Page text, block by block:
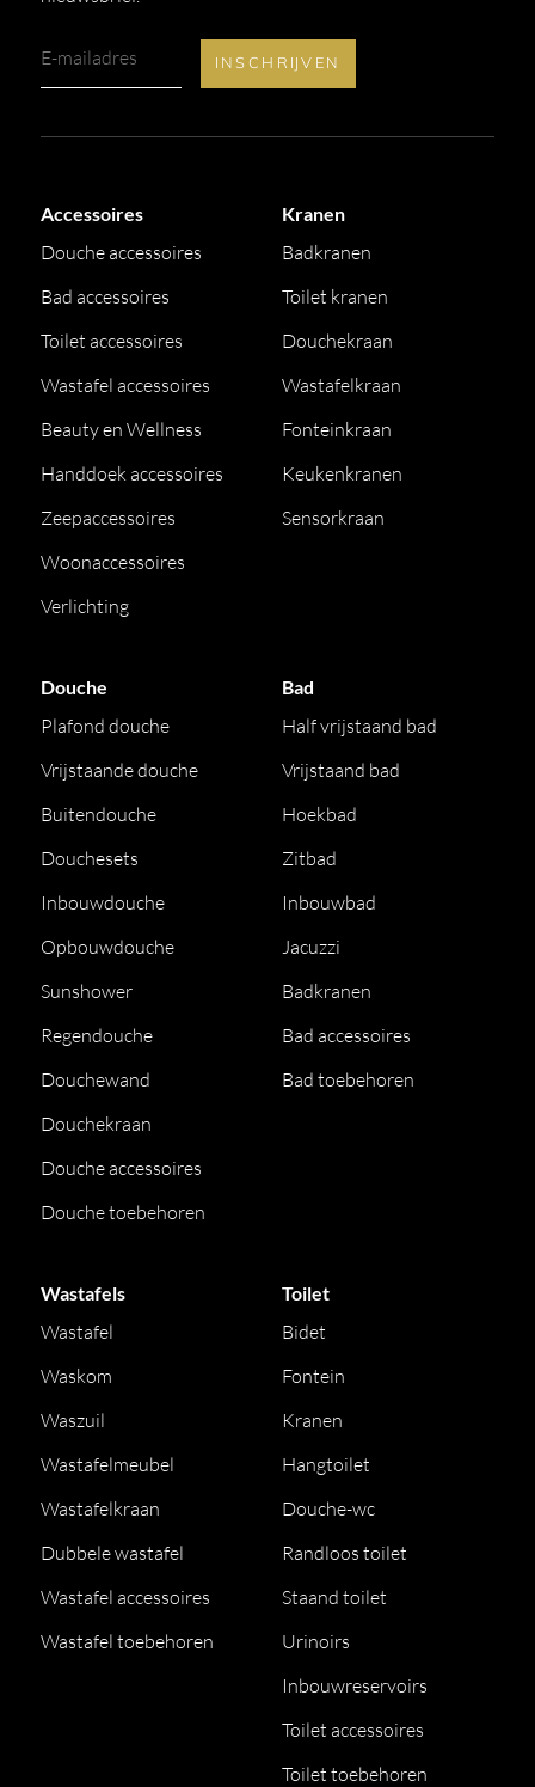
Accessoires
Douche accessoires
Bad accessoires
Toilet accessoires
Wastafel accessoires
Beauty en Wellness
Handdoek accessoires
Zeepaccessoires
Woonaccessoires
Verlichting
Kranen
Badkranen
Toilet kranen
Douchekraan
Wastafelkraan
Fonteinkraan
Keukenkranen
Sensorkraan
Douche
Plafond douche
Vrijstaande douche
Buitendouche
Douchesets
Inbouwdouche
Opbouwdouche
Sunshower
Regendouche
Douchewand
Douchekraan
Douche accessoires
Douche toebehoren
Bad
Half vrijstaand bad
Vrijstaand bad
Hoekbad
Zitbad
Inbouwbad
Jacuzzi
Badkranen
Bad accessoires
Bad toebehoren
Wastafels
Wastafel
Waskom
Waszuil
Wastafelmeubel
Wastafelkraan
Dubbele wastafel
Wastafel accessoires
Wastafel toebehoren
Toilet
Bidet
Fontein
Kranen
Hangtoilet
Douche-wc
Randloos toilet
Staand toilet
Urinoirs
Inbouwreservoirs
Toilet accessoires
Toilet toebehoren